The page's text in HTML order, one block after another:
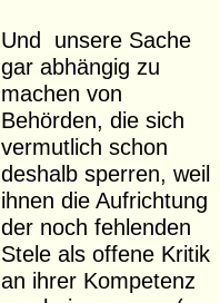
Und unsere Sache
gar abhängig zu
machen von
Behörden, die sich
vermutlich schon
deshalb sperren, weil
ihnen die Aufrichtung
der noch fehlenden
Stele als offene Kritik
an ihrer Kompetenz